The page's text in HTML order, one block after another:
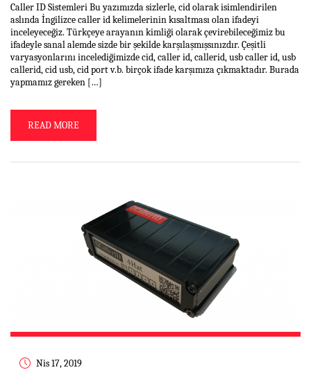
Caller ID Sistemleri Bu yazımızda sizlerle, cid olarak isimlendirilen
aslında İngilizce caller id kelimelerinin kısaltması olan ifadeyi
inceleyeceğiz. Türkçeye arayanın kimliği olarak çevirebileceğimiz bu
ifadeyle sanal alemde sizde bir şekilde karşılaşmışsınızdır. Çeşitli
varyasyonlarını incelediğimizde cid, caller id, callerid, usb caller id, usb
callerid, cid usb, cid port v.b. birçok ifade karşımıza çıkmaktadır. Burada
yapmamız gereken […]
READ MORE
Nis 17, 2019